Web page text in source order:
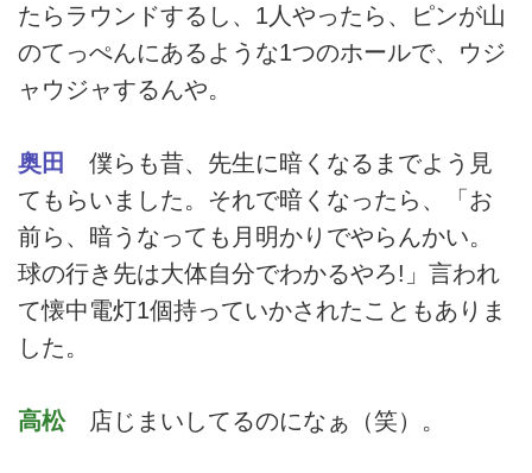
たらラウンドするし、1人やったら、ピンが山
のてっぺんにあるような1つのホールで、ウジ
ャウジャするんや。
奥田
僕らも昔、先生に暗くなるまでよう見
てもらいました。それで暗くなったら、「お
前ら、暗うなっても月明かりでやらんかい。
球の行き先は大体自分でわかるやろ!」言われ
て懐中電灯1個持っていかされたこともありま
した。
高松店じまいしてるのになぁ（笑）。